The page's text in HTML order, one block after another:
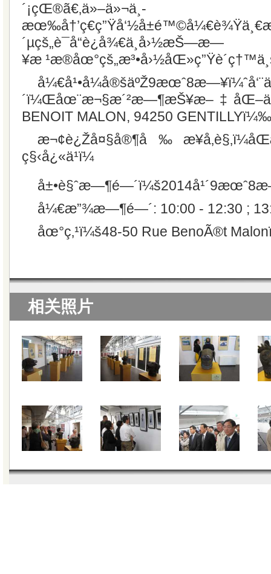
´¡çŒ®ã€‚ä»–ä»¬ä¸­
´µçš„è¯å“è¿å¾€ä¸­å›½æŠ—æ—
¥æ
BENOIT MALON, 94250
ç§‹å¿«ä¹ï¼
å¼€æ”¾æ—¶é—´: 10:00 - 12:30 ;
åœ°ç‚¹ï¼š48-50 Rue BenoÃ®t
相关照片